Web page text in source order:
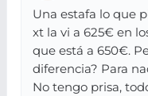
Una estafa lo que
xt la vi a 625€ en
que está a 650€.
diferencia? Para
No tengo prisa,